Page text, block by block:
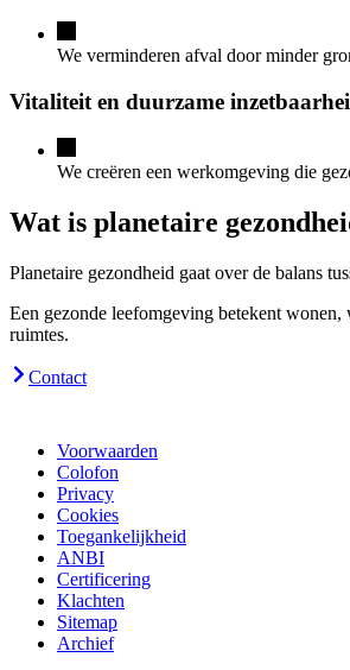
We verminderen afval door minder
Vitaliteit en duurzame
We creëren een werkomgeving die
Wat is planetaire
Planetaire gezondheid gaat over de balans
Een gezonde leefomgeving betekent
ruimtes.
Contact
Voorwaarden
Colofon
Privacy
Cookies
Toegankelijkheid
ANBI
Certificering
Klachten
Sitemap
Archief